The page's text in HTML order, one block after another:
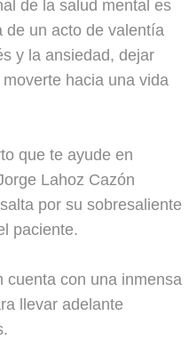
de la salud mental es
de un acto de valentía
y la ansiedad, dejar
hacia una vida
que te ayude en
Lahoz Cazón
por su sobresaliente
paciente.
cuenta con una inmensa
llevar adelante